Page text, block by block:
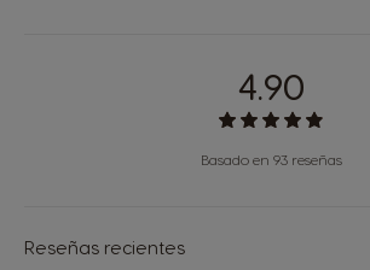
4.90
Basado en 93 reseñas
Reseñas recientes